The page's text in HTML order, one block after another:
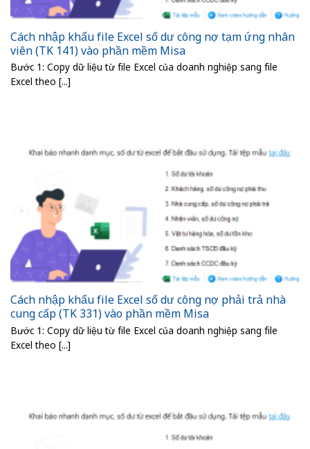
Cách nhập khẩu file Excel số dư công nợ tạm ứng nhân
viên (TK 141) vào phần mềm Misa
Bước 1: Copy dữ liệu từ file Excel của doanh nghiệp sang file
Excel theo [...]
Cách nhập khẩu file Excel số dư công nợ phải trả nhà
cung cấp (TK 331) vào phần mềm Misa
Bước 1: Copy dữ liệu từ file Excel của doanh nghiệp sang file
Excel theo [...]